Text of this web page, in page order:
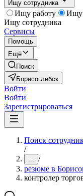
Ищу сотрудника
Ищу работу
Ищу
Ищу сотрудника
Сервисы
Помощь
Ещё
Поиск
Борисоглебск
Войти
Войти
Зарегистрироваться
Поиск
/
... /
резюме в
контролер